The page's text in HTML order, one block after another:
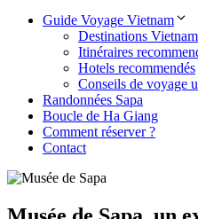
Guide Voyage Vietnam
Destinations Vietnam
Itinéraires
Hotels recommendés
Conseils de voyage
Randonnées Sapa
Boucle de Ha Giang
Comment réserver ?
Contact